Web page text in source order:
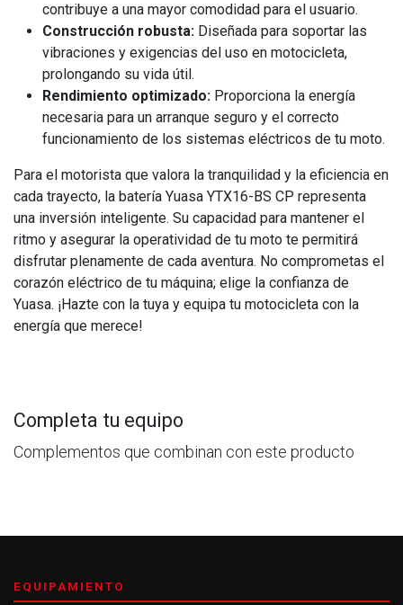
contribuye a una mayor comodidad para el usuario.
Construcción robusta: Diseñada para soportar las
vibraciones y exigencias del uso en motocicleta,
prolongando su vida útil.
Rendimiento optimizado: Proporciona la energía
necesaria para un arranque seguro y el correcto
funcionamiento de los sistemas eléctricos de tu moto.
Para el motorista que valora la tranquilidad y la eficiencia en
cada trayecto, la batería Yuasa YTX16-BS CP representa
una inversión inteligente. Su capacidad para mantener el
ritmo y asegurar la operatividad de tu moto te permitirá
disfrutar plenamente de cada aventura. No comprometas el
corazón eléctrico de tu máquina; elige la confianza de
Yuasa. ¡Hazte con la tuya y equipa tu motocicleta con la
energía que merece!
Completa tu equipo
Complementos que combinan con este producto
EQUIPAMIENTO